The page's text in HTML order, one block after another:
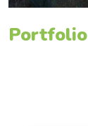
Portfolio